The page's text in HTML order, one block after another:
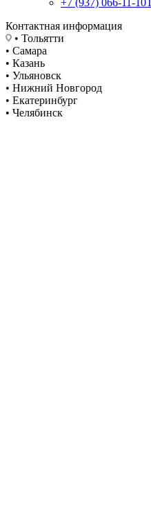
+7 (937) 066-11-10
Контактная информация
• Тольятти
• Самара
• Казань
• Ульяновск
• Нижний Новгород
• Екатеринбург
• Челябинск